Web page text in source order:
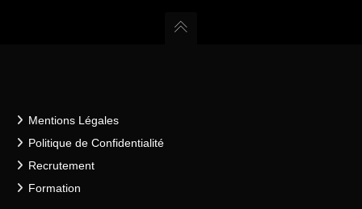
Mentions Légales
Politique de Confidentialité
Recrutement
Formation